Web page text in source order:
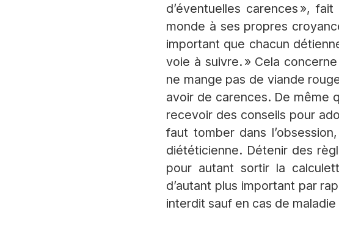
d’éventuelles carences »,
monde à ses propres
important que chacun
voie à suivre. » Cela
ne mange pas de viande
avoir de carences. De même
recevoir des conseils pour
faut tomber dans
diététicienne. Détenir des
pour autant sortir la
d’autant plus important par
interdit sauf en cas de